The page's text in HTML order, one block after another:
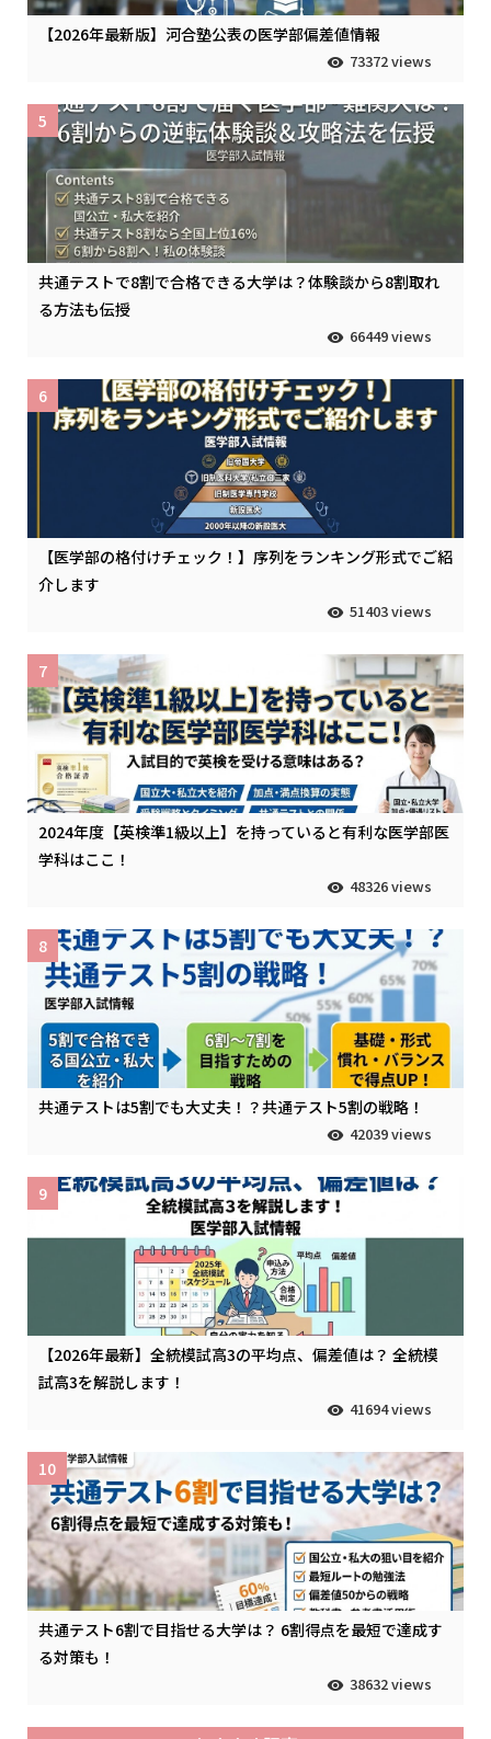
【2026年最新版】河合塾公表の医学部偏差値情報
73372 views
共通テストで8割で合格できる大学は？体験談から8割取れ
る方法も伝授
66449 views
5
【医学部の格付けチェック！】序列をランキング形式でご紹
介します
51403 views
6
2024年度【英検準1級以上】を持っていると有利な医学部医
学科はここ！
48326 views
7
共通テストは5割でも大丈夫！？共通テスト5割の戦略！
42039 views
8
【2026年最新】全統模試高3の平均点、偏差値は？ 全統模
試高3を解説します！
41694 views
9
共通テスト6割で目指せる大学は？ 6割得点を最短で達成す
る対策も！
38632 views
10